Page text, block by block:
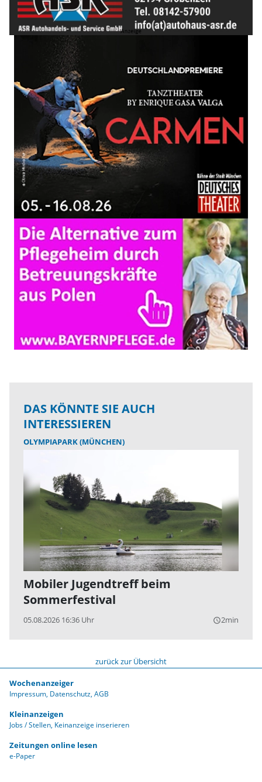
DAS KÖNNTE SIE AUCH
INTERESSIEREN
OLYMPIAPARK (MÜNCHEN)
Mobiler Jugendtreff beim
Sommerfestival
05.08.2026 16:36 Uhr query_builder2min
zurück zur Übersicht
Wochenanzeiger
Impressum Datenschutz AGB
Kleinanzeigen
Jobs / Stellen Keinanzeige inserieren
Zeitungen online lesen
e-Paper